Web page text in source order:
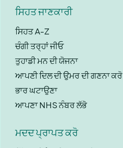
ਸਿਹਤ ਜਾਣਕਾਰੀ
ਸਿਹਤ A-Z
ਚੰਗੀ ਤਰ੍ਹਾਂ ਜੀਓ
ਤੁਹਾਡੀ ਮਨ ਦੀ ਯੋਜਨਾ
ਆਪਣੀ ਦਿਲ ਦੀ ਉਮਰ ਦੀ ਗਣਨਾ ਕਰੋ
ਭਾਰ ਘਟਾਉਣਾ
ਆਪਣਾ NHS ਨੰਬਰ ਲੱਭੋ
ਮਦਦ ਪ੍ਰਾਪਤ ਕਰੋ